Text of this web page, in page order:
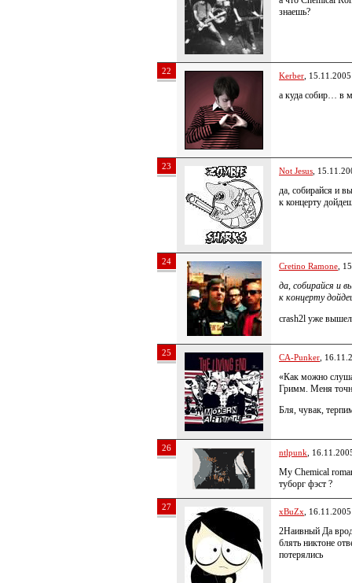
знаешь?
22 Kerber ,
а куда собир… в
23 Not Jesus ,
да, собирайся и
к концерту
24 Cretino Ramone ,
да, собирайся и
к концерту
crash2l уже
25 CA-Punker ,
«Как можно
Гримм. Меня
Бля, чувак,
26 ntlpunk ,
My Chemical
туборг фэст ?
27 xBuZx ,
2Наивный Да
блять никтоне
потерялись